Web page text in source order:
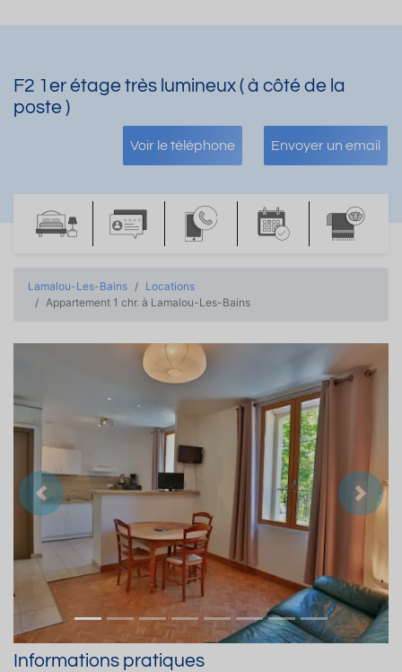
F2 1er étage très lumineux ( à côté de la
poste )
Voir le téléphone Envoyer un email
Lamalou-Les-Bains
Locations
Appartement 1 chr. à Lamalou-Les-Bains
Précedent
Informations pratiques